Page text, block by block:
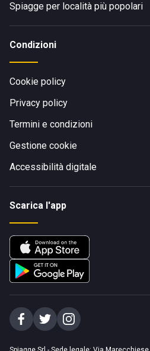
Spiagge per località più popolari
Condizioni
Cookie policy
Privacy policy
Termini e condizioni
Gestione cookie
Accessibilità digitale
Scarica l'app